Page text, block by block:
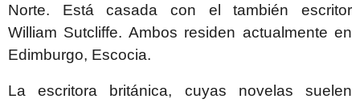
Norte. Está casada con el también escritor
William Sutcliffe. Ambos residen actualmente en
Edimburgo, Escocia.
La escritora británica, cuyas novelas suelen